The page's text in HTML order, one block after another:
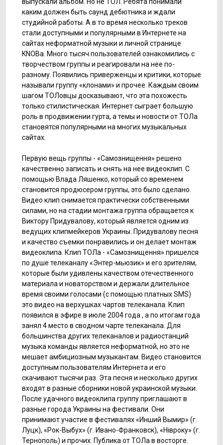
каким должен быть саунд дебютника и ждали
студийной работы. А в то время несколько треков
стали доступными и популярными в Интернете на
сайтах неформатной музыки и личной странице
KNOBа. Много тысяч пользователей ознакомились с
творчеством группы и реагировали на нее по-
разному. Появились приверженцы и критики, которые
называли группу «клонами» и прочее. Каждым своим
шагом ТОЛовцы досказывают, что эта похожесть
только стилистическая. Интернет сыграет большую
роль в продвижении гурта, а темы и новости от ТОЛа
становятся популярными на многих музыкальных
сайтах.
Первую вещь группы - «Самознищення» решено
качественно записать и снять на нее видеоклип. С
помощью Влада Ляшенко, который со временем
становится продюсером группы, это было сделано.
Видео клип снимается практически собственными
силами, но на стадии монтажа группа обращается к
Виктору Придувалову, который является одним из
ведущих клипмейкеров Украины. Придувалову песня
и качество съемки понравились и он делает монтаж
видеоклипа. Клип ТОЛа - «Самознищення» пришелся
по душе телеканалу «Энтер-мьюзик» и его зрителям,
которые были удивлены качеством отечественного
материала и новаторством и держали длительное
время своими голосами (с помощью платных SMS)
это видео на верхушках чартов телеканала. Клип
появился в эфире в июле 2004 года , а по итогам года
занял 4 место в сводном чарте телеканала. Для
большинства других телеканалов и радиостанций
музыка команды является неформатной, но это не
мешает амбициозным музыкантам. Видео становится
доступным пользователям Интернета и его
скачивают тысячи раз. Эта песня и несколько других
входят в разные сборники новой украинской музыки.
После удачного видеоклипа группу приглашают в
разные города Украины на фестивали. Они
принимают участие в фестивалях «Инший Вымир» (г.
Луцк), «Рок-Выбух» (г. Ивано-Франковск), «Нівроку» (г.
Тернополь) и прочих. Публика от ТОЛа в восторге.